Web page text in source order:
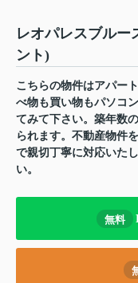
レオパレスブルー
ント)
こちらの物件はアパー
べ物も買い物もパソコ
てみて下さい。築年数
られます。不動産物件
で親切丁寧に対応いた
い。
無料